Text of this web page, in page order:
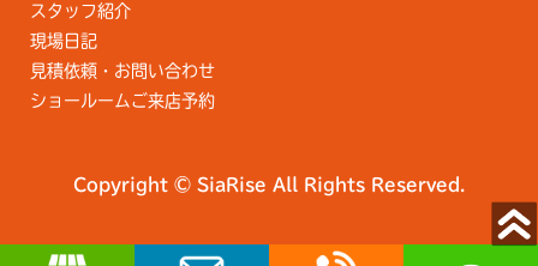
スタッフ紹介
現場日記
見積依頼・お問い合わせ
ショールームご来店予約
Copyright © SiaRise All Rights Reserved.